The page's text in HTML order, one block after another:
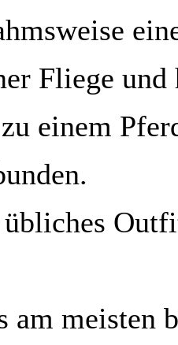
Fliege und
einem
am meisten